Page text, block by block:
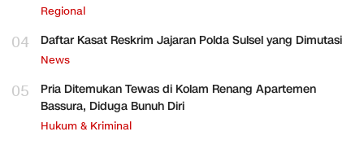
Regional
04 Daftar Kasat Reskrim Jajaran Polda Sulsel yang Dimutasi
News
05
Pria Ditemukan Tewas di Kolam Renang Apartemen
Bassura, Diduga Bunuh Diri
Hukum & Kriminal